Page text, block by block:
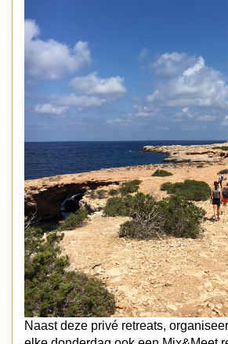
Naast deze privé retreats,